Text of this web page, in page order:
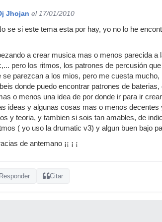
Jhojan el 17/01/2010
se si este tema esta por hay, yo no lo he
a crear musica mas o menos parecida a
pero los ritmos, los patrones de percusión
se parezcan a los mios, pero me cuesta
donde puedo encontrar patrones de
o menos una idea de por donde ir para ir
ideas y algunas cosas mas o menos decentes
y teoria, y tambien si sois tan amables, de
( yo uso la drumatic v3) y algun buen bajo
de antemano ¡¡ ¡ ¡
Responder Citar